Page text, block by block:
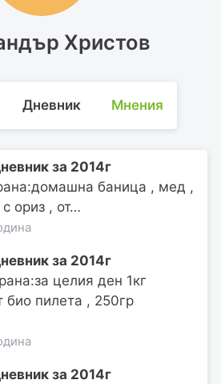
Христов
Дневник Мнения
за 2014г
баница , мед ,
ориз , от…
за 2014г
целия ден 1кг
био пилета , 250гр
за 2014г